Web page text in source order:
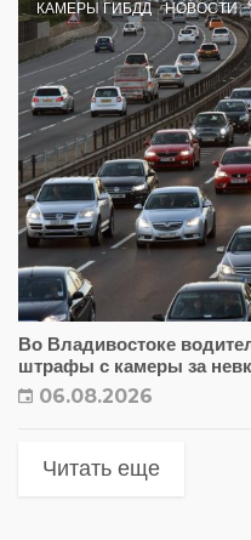
КАМЕРЫ ГИБДД НОВОСТИ
Во Владивостоке
штрафы с камеры за
06.08.2026
Читать еще